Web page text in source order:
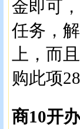
金即可
任务，
上，而
购此项
商10开